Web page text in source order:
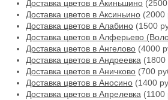
Доставка цветов в Акиньшино
Доставка цветов в Аксиньино (2000
Доставка цветов в Алабино (1500
Доставка цветов в Алферьево
Доставка цветов в Ангелово (4000
Доставка цветов в Андреевка (1800
Доставка цветов в Аничково (700
Доставка цветов в Аносино (1400
Доставка цветов в Апрелевка (1100